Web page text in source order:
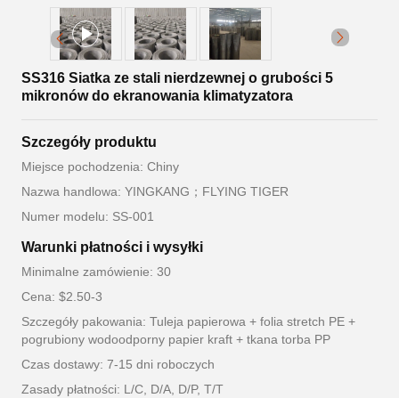
SS316 Siatka ze stali nierdzewnej o grubości 5
mikronów do ekranowania klimatyzatora
Szczegóły produktu
Miejsce pochodzenia: Chiny
Nazwa handlowa: YINGKANG；FLYING TIGER
Numer modelu: SS-001
Warunki płatności i wysyłki
Minimalne zamówienie: 30
Cena: $2.50-3
Szczegóły pakowania: Tuleja papierowa + folia stretch PE +
pogrubiony wodoodporny papier kraft + tkana torba PP
Czas dostawy: 7-15 dni roboczych
Zasady płatności: L/C, D/A, D/P, T/T